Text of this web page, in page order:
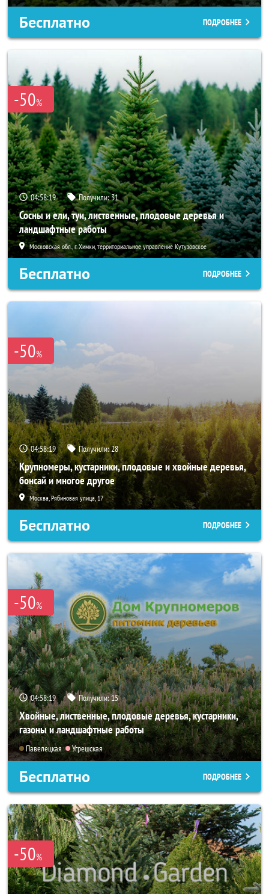
Бесплатно ПОДРОБНЕЕ
-50%
04:58:18 Получили:31
Сосны и ели, туи, лиственные, плодовые деревья и
ландшафтные работы
Московская обл., г. Химки, территориальное управление Кутузовское
Бесплатно ПОДРОБНЕЕ
-50%
04:58:18 Получили:28
Крупномеры, кустарники, плодовые и хвойные деревья,
бонсай и многое другое
Москва, Рябиновая улица, 17
Бесплатно ПОДРОБНЕЕ
-50%
04:58:18 Получили:15
Хвойные, лиственные, плодовые деревья, кустарники,
газоны и ландшафтные работы
Павелецкая Угрешская
Бесплатно ПОДРОБНЕЕ
-50%